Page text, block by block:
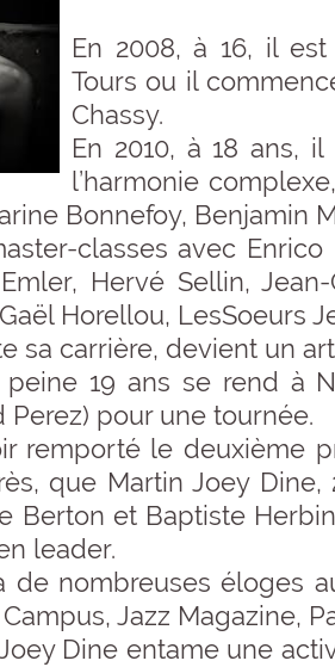
En 2008, à 16, il
Tours ou il
Chassy.
En 2010, à 18 ans,
l’harmonie
Bonnefoy, Benjamin
classes avec
Hervé Sellin,
Horellou, LesSoeurs
sa carrière, devient un
peine 19 ans se rend à
Perez) pour une tournée.
remporté le deuxième
que Martin Joey
Berton et Baptiste
leader.
de nombreuses éloges
Jazz Magazine,
Joey Dine entame une